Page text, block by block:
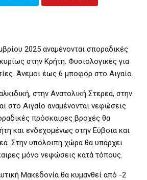
2025 αναμένονται σποραδικές
στην Κρήτη. Φυσιολογικές για
Άνεμοι έως 6 μποφόρ στο Αιγαίο.
στην Ανατολική Στερεά, στην
στο Αιγαίο αναμένονται νεφώσεις
πρόσκαιρες βροχές θα
και ενδεχομένως στην Εύβοια και
Στην υπόλοιπη χώρα θα υπάρχει
μόνο νεφώσεις κατά τόπους.
Μακεδονία θα κυμανθεί από -2